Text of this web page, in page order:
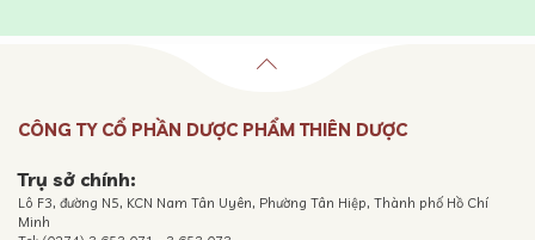
CÔNG TY CỔ PHẦN DƯỢC PHẨM THIÊN DƯỢC
Trụ sở chính:
Lô F3, đường N5, KCN Nam Tân Uyên, Phường Tân Hiệp, Thành phố Hồ Chí
Minh